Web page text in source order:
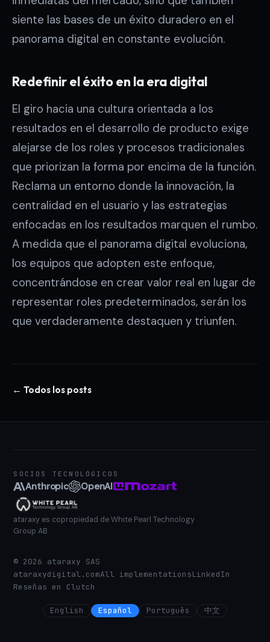
siente las bases de un éxito duradero en el
panorama digital en constante evolución.
Redefinir el éxito en la era digital
El giro hacia una cultura orientada a los
resultados en el desarrollo de producto exige
alejarse de los roles y procesos tradicionales
que priorizan la forma por encima de la función.
Reclama un entorno donde la innovación, la
centralidad en el usuario y las estrategias
enfocadas en los resultados marquen el rumbo.
A medida que el panorama digital evoluciona,
los equipos que adopten este enfoque,
concentrándose en crear valor real en lugar de
representar roles predeterminados, serán los
que verdaderamente destaquen y triunfen.
← Todos los posts
SOCIOS TECNOLÓGICOS
Anthropic OpenAI
ataraxy es copropiedad de White Pearl Technology
Group AB
© 2026 ataraxy SAS
ataraxydigital.comAll implementationsLinkedIn
Reseñas en Clutch
English Español Português 中文